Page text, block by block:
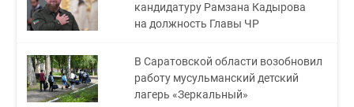
кандидатуру Рамзана Кадырова
на должность Главы ЧР
В Саратовской области возобновил
работу мусульманский детский
лагерь «Зеркальный»